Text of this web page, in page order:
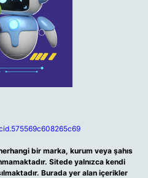
bir marka, kurum veya şahıs
Sitede yalnızca kendi
Burada yer alan içerikler